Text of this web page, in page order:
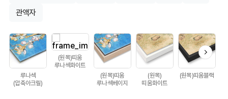
관액자
루나섹
(압축아크릴)
(원목)띠움
루나섹화이트
(원목)띠움
루나섹베이지
(원목)
띠움화이트
(원목)띠움블랙